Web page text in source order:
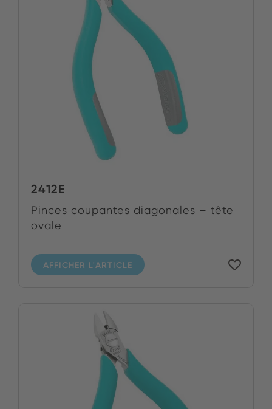
2412E
Pinces coupantes diagonales – tête
ovale
AFFICHER L'ARTICLE